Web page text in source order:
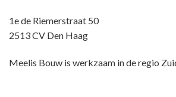
1e de Riemerstraat 50
2513 CV Den Haag
Meelis Bouw is werkzaam in de regio